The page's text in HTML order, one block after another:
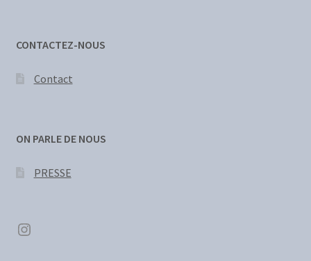
CONTACTEZ-NOUS
Contact
ON PARLE DE NOUS
PRESSE
Instagram